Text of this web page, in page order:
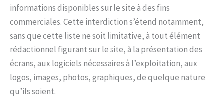
informations disponibles sur le site à des fins
commerciales. Cette interdiction s’étend notamment,
sans que cette liste ne soit limitative, à tout élément
rédactionnel figurant sur le site, à la présentation des
écrans, aux logiciels nécessaires à l’exploitation, aux
logos, images, photos, graphiques, de quelque nature
qu’ils soient.